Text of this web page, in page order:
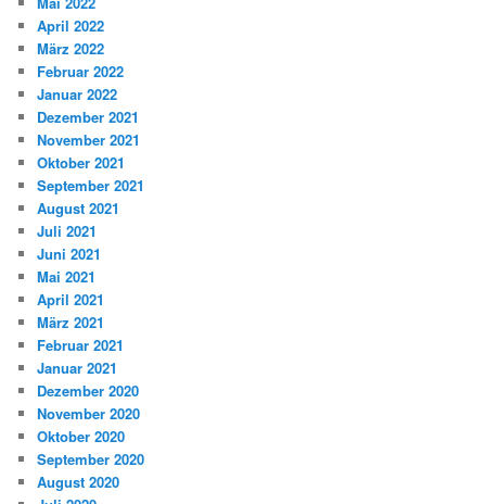
April 2022
März 2022
Februar 2022
Januar 2022
Dezember 2021
November 2021
Oktober 2021
September 2021
August 2021
Juli 2021
Juni 2021
Mai 2021
April 2021
März 2021
Februar 2021
Januar 2021
Dezember 2020
November 2020
Oktober 2020
September 2020
August 2020